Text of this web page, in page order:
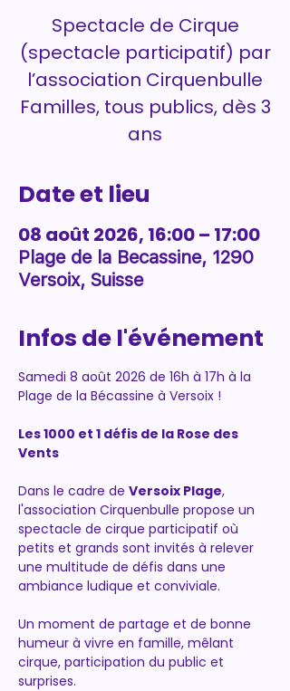
Spectacle de Cirque
(spectacle participatif) par
l’association Cirquenbulle
Familles, tous publics, dès 3
ans
Date et lieu
08 août 2026, 16:00 – 17:00
Plage de la Becassine, 1290
Versoix, Suisse
Infos de l'événement
Samedi 8 août 2026 de 16h à 17h à la
Plage de la Bécassine à Versoix !
Les 1000 et 1 défis de la Rose des
Vents
Dans le cadre de Versoix Plage,
l'association Cirquenbulle propose un
spectacle de cirque participatif où
petits et grands sont invités à relever
une multitude de défis dans une
ambiance ludique et conviviale.
Un moment de partage et de bonne
humeur à vivre en famille, mêlant
cirque, participation du public et
surprises.